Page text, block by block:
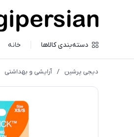
دسته‌بندی کالاها خانه
دیجی پرشین / آرایشی و بهداشتی